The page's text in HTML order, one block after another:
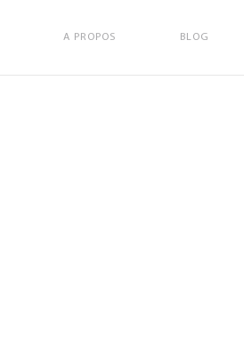
A PROPOS BLOG